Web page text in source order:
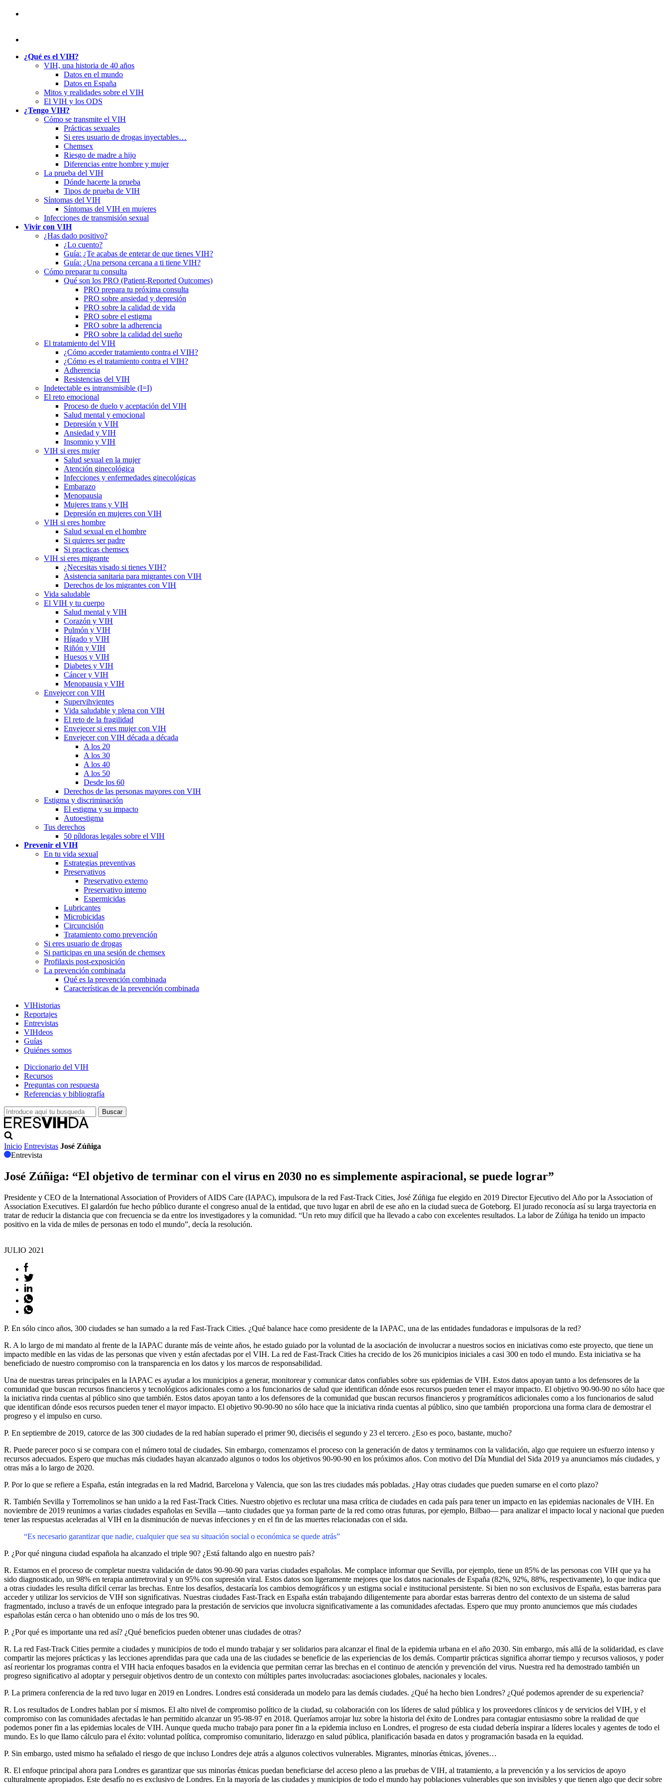
¿Qué es el VIH?
VIH, una historia de 40 años
Datos en el mundo
Datos en España
Mitos y realidades sobre el VIH
El VIH y los ODS
¿Tengo VIH?
Cómo se transmite el VIH
Prácticas sexuales
Si eres usuario de drogas inyectables…
Chemsex
Riesgo de madre a hijo
Diferencias entre hombre y mujer
La prueba del VIH
Dónde hacerte la prueba
Tipos de prueba de VIH
Síntomas del VIH
Síntomas del VIH en mujeres
Infecciones de transmisión sexual
Vivir con VIH
¿Has dado positivo?
¿Lo cuento?
Guía: ¿Te acabas de enterar de que tienes VIH?
Guía: ¿Una persona cercana a ti tiene VIH?
Cómo preparar tu consulta
Qué son los PRO (Patient-Reported Outcomes)
PRO prepara tu próxima consulta
PRO sobre ansiedad y depresión
PRO sobre la calidad de vida
PRO sobre el estigma
PRO sobre la adherencia
PRO sobre la calidad del sueño
El tratamiento del VIH
¿Cómo acceder tratamiento contra el VIH?
¿Cómo es el tratamiento contra el VIH?
Adherencia
Resistencias del VIH
Indetectable es intransmisible (I=I)
El reto emocional
Proceso de duelo y aceptación del VIH
Salud mental y emocional
Depresión y VIH
Ansiedad y VIH
Insomnio y VIH
VIH si eres mujer
Salud sexual en la mujer
Atención ginecológica
Infecciones y enfermedades ginecológicas
Embarazo
Menopausia
Mujeres trans y VIH
Depresión en mujeres con VIH
VIH si eres hombre
Salud sexual en el hombre
Si quieres ser padre
Si practicas chemsex
VIH si eres migrante
¿Necesitas visado si tienes VIH?
Asistencia sanitaria para migrantes con VIH
Derechos de los migrantes con VIH
Vida saludable
El VIH y tu cuerpo
Salud mental y VIH
Corazón y VIH
Pulmón y VIH
Hígado y VIH
Riñón y VIH
Huesos y VIH
Diabetes y VIH
Cáncer y VIH
Menopausia y VIH
Envejecer con VIH
Supervihvientes
Vida saludable y plena con VIH
El reto de la fragilidad
Envejecer si eres mujer con VIH
Envejecer con VIH década a década
A los 20
A los 30
A los 40
A los 50
Desde los 60
Derechos de las personas mayores con VIH
Estigma y discriminación
El estigma y su impacto
Autoestigma
Tus derechos
50 píldoras legales sobre el VIH
Prevenir el VIH
En tu vida sexual
Estrategias preventivas
Preservativos
Preservativo externo
Preservativo interno
Espermicidas
Lubricantes
Microbicidas
Circuncisión
Tratamiento como prevención
Si eres usuario de drogas
Si participas en una sesión de chemsex
Profilaxis post-exposición
La prevención combinada
Qué es la prevención combinada
Características de la prevención combinada
VIHistorias
Reportajes
Entrevistas
VIHdeos
Guías
Quiénes somos
Diccionario del VIH
Recursos
Preguntas con respuesta
Referencias y bibliografía
Inicio Entrevistas José Zúñiga
Entrevista
José Zúñiga: “El objetivo de terminar con el virus en 2030 no es simplemente aspiracional, se puede lograr”
Presidente y CEO de la International Association of Providers of AIDS Care (IAPAC), impulsora de la red Fast-Track Cities, José Zúñiga fue elegido en 2019 Director Ejecutivo del Año por la Association of
Association Executives. El galardón fue hecho público durante el congreso anual de la entidad, que tuvo lugar en abril de ese año en la ciudad sueca de Goteborg. El jurado reconocía así su larga trayectoria en
tratar de reducir la distancia que con frecuencia se da entre los investigadores y la comunidad. “Un reto muy difícil que ha llevado a cabo con excelentes resultados. La labor de Zúñiga ha tenido un impacto
positivo en la vida de miles de personas en todo el mundo”, decía la resolución.
JULIO 2021
P. En sólo cinco años, 300 ciudades se han sumado a la red Fast-Track Cities. ¿Qué balance hace como presidente de la IAPAC, una de las entidades fundadoras e impulsoras de la red?
R. A lo largo de mi mandato al frente de la IAPAC durante más de veinte años, he estado guiado por la voluntad de la asociación de involucrar a nuestros socios en iniciativas como este proyecto, que tiene un
impacto medible en las vidas de las personas que viven y están afectadas por el VIH. La red de Fast-Track Cities ha crecido de los 26 municipios iniciales a casi 300 en todo el mundo. Esta iniciativa se ha
beneficiado de nuestro compromiso con la transparencia en los datos y los marcos de responsabilidad.
Una de nuestras tareas principales en la IAPAC es ayudar a los municipios a generar, monitorear y comunicar datos confiables sobre sus epidemias de VIH. Estos datos apoyan tanto a los defensores de la
comunidad que buscan recursos financieros y tecnológicos adicionales como a los funcionarios de salud que identifican dónde esos recursos pueden tener el mayor impacto. El objetivo 90-90-90 no sólo hace que
la iniciativa rinda cuentas al público sino que también. Estos datos apoyan tanto a los defensores de la comunidad que buscan recursos financieros y programáticos adicionales como a los funcionarios de salud
que identifican dónde esos recursos pueden tener el mayor impacto. El objetivo 90-90-90 no sólo hace que la iniciativa rinda cuentas al público, sino que también proporciona una forma clara de demostrar el
progreso y el impulso en curso.
P. En septiembre de 2019, catorce de las 300 ciudades de la red habían superado el primer 90, dieciséis el segundo y 23 el tercero. ¿Eso es poco, bastante, mucho?
R. Puede parecer poco si se compara con el número total de ciudades. Sin embargo, comenzamos el proceso con la generación de datos y terminamos con la validación, algo que requiere un esfuerzo intenso y
recursos adecuados. Espero que muchas más ciudades hayan alcanzado algunos o todos los objetivos 90-90-90 en los próximos años. Con motivo del Día Mundial del Sida 2019 ya anunciamos más ciudades, y
otras más a lo largo de 2020.
P. Por lo que se refiere a España, están integradas en la red Madrid, Barcelona y Valencia, que son las tres ciudades más pobladas. ¿Hay otras ciudades que pueden sumarse en el corto plazo?
R. También Sevilla y Torremolinos se han unido a la red Fast-Track Cities. Nuestro objetivo es reclutar una masa crítica de ciudades en cada país para tener un impacto en las epidemias nacionales de VIH. En
noviembre de 2019 reunimos a varias ciudades españolas en Sevilla —tanto ciudades que ya forman parte de la red como otras futuras, por ejemplo, Bilbao— para analizar el impacto local y nacional que pueden
tener las respuestas aceleradas al VIH en la disminución de nuevas infecciones y en el fin de las muertes relacionadas con el sida.
“Es necesario garantizar que nadie, cualquier que sea su situación social o económica se quede atrás”
P. ¿Por qué ninguna ciudad española ha alcanzado el triple 90? ¿Está faltando algo en nuestro país?
R. Estamos en el proceso de completar nuestra validación de datos 90-90-90 para varias ciudades españolas. Me complace informar que Sevilla, por ejemplo, tiene un 85% de las personas con VIH que ya ha
sido diagnosticado, un 98% en terapia antirretroviral y un 95% con supresión viral. Estos datos son ligeramente mejores que los datos nacionales de España (82%, 92%, 88%, respectivamente), lo que indica que
a otras ciudades les resulta difícil cerrar las brechas. Entre los desafíos, destacaría los cambios demográficos y un estigma social e institucional persistente. Si bien no son exclusivos de España, estas barreras para
acceder y utilizar los servicios de VIH son significativas. Nuestras ciudades Fast-Track en España están trabajando diligentemente para abordar estas barreras dentro del contexto de un sistema de salud
fragmentado, incluso a través de un enfoque integrado para la prestación de servicios que involucra significativamente a las comunidades afectadas. Espero que muy pronto anunciemos que más ciudades
españolas están cerca o han obtenido uno o más de los tres 90.
P. ¿Por qué es importante una red así? ¿Qué beneficios pueden obtener unas ciudades de otras?
R. La red Fast-Track Cities permite a ciudades y municipios de todo el mundo trabajar y ser solidarios para alcanzar el final de la epidemia urbana en el año 2030. Sin embargo, más allá de la solidaridad, es clave
compartir las mejores prácticas y las lecciones aprendidas para que cada una de las ciudades se beneficie de las experiencias de los demás. Compartir prácticas significa ahorrar tiempo y recursos valiosos, y poder
así reorientar los programas contra el VIH hacia enfoques basados en la evidencia que permitan cerrar las brechas en el continuo de atención y prevención del virus. Nuestra red ha demostrado también un
progreso significativo al adoptar y perseguir objetivos dentro de un contexto con múltiples partes involucradas: asociaciones globales, nacionales y locales.
P. La primera conferencia de la red tuvo lugar en 2019 en Londres. Londres está considerada un modelo para las demás ciudades. ¿Qué ha hecho bien Londres? ¿Qué podemos aprender de su experiencia?
R. Los resultados de Londres hablan por sí mismos. El alto nivel de compromiso político de la ciudad, su colaboración con los líderes de salud pública y los proveedores clínicos y de servicios del VIH, y el
compromiso con las comunidades afectadas le han permitido alcanzar un 95-98-97 en 2018. Queríamos arrojar luz sobre la historia del éxito de Londres para contagiar entusiasmo sobre la realidad de que
podemos poner fin a las epidemias locales de VIH. Aunque queda mucho trabajo para poner fin a la epidemia incluso en Londres, el progreso de esta ciudad debería inspirar a líderes locales y agentes de todo el
mundo. Es lo que llamo cálculo para el éxito: voluntad política, compromiso comunitario, liderazgo en salud pública, planificación basada en datos y programación basada en la equidad.
P. Sin embargo, usted mismo ha señalado el riesgo de que incluso Londres deje atrás a algunos colectivos vulnerables. Migrantes, minorías étnicas, jóvenes…
R. El enfoque principal ahora para Londres es garantizar que sus minorías étnicas puedan beneficiarse del acceso pleno a las pruebas de VIH, al tratamiento, a la prevención y a los servicios de apoyo
culturalmente apropiados. Este desafío no es exclusivo de Londres. En la mayoría de las ciudades y municipios de todo el mundo hay poblaciones vulnerables que son invisibles y que tienen algo que decir sobre